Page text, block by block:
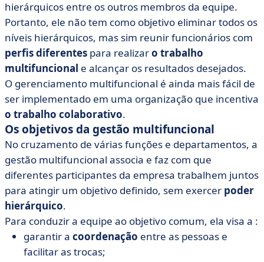
hierárquicos entre os outros membros da equipe.
Portanto, ele não tem como objetivo eliminar todos os
níveis hierárquicos, mas sim reunir funcionários com
perfis diferentes para realizaro trabalho
multifuncional e alcançar os resultados desejados.
O gerenciamento multifuncional é ainda mais fácil de
ser implementado em uma organização que incentiva
o trabalho colaborativo.
Os objetivos da gestão multifuncional
No cruzamento de várias funções e departamentos, a
gestão multifuncional associa e faz com que
diferentes participantes da empresa trabalhem juntos
para atingir um objetivo definido, sem exercer poder
hierárquico.
Para conduzir a equipe ao objetivo comum, ela visa a :
garantir a coordenação entre as pessoas e
facilitar as trocas;